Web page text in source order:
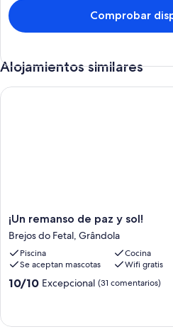
Comprobar
Alojamientos similares
¡Un
remanso
de
paz
y
sol!
¡Un remanso de paz y sol!
Brejos do Fetal, Grândola
Piscina
Cocina
Se aceptan mascotas
Wifi gratis
10.0
10/10 Excepcional (31 comentarios)
¡Un remanso de paz y sol!